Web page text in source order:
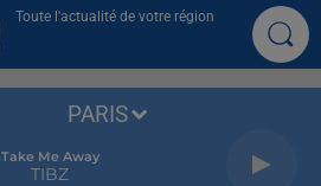
Toute l'actualité de votre région
Take Me Away
TIBZ
PARIS